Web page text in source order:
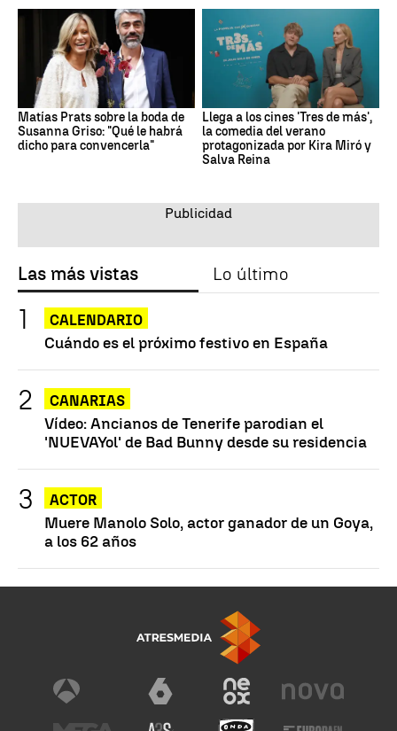
Matías Prats sobre la boda de
Susanna Griso: "Qué le habrá
dicho para convencerla"
Llega a los cines 'Tres de más',
la comedia del verano
protagonizada por Kira Miró y
Salva Reina
Las más vistas Lo último
CALENDARIO
Cuándo es el próximo festivo en España
CANARIAS
Vídeo: Ancianos de Tenerife parodian el
'NUEVAYol' de Bad Bunny desde su residencia
ACTOR
Muere Manolo Solo, actor ganador de un Goya,
a los 62 años